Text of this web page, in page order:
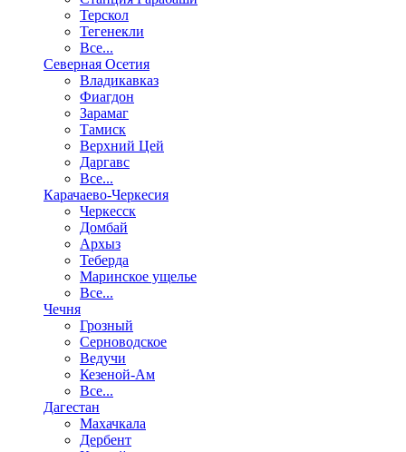
Терскол
Тегенекли
Все...
Северная Осетия
Владикавказ
Фиагдон
Зарамаг
Тамиск
Верхний Цей
Даргавс
Все...
Карачаево-Черкесия
Черкесск
Домбай
Архыз
Теберда
Маринское ущелье
Все...
Чечня
Грозный
Серноводское
Ведучи
Кезеной-Ам
Все...
Дагестан
Махачкала
Дербент